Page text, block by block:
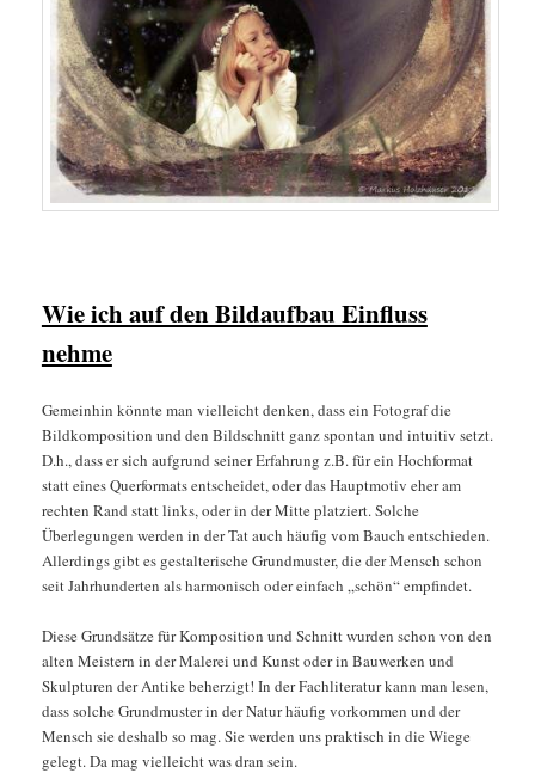
Wie ich auf den Bildaufbau Einfluss
nehme
Gemeinhin könnte man vielleicht denken, dass ein Fotograf die
Bildkomposition und den Bildschnitt ganz spontan und intuitiv setzt.
D.h., dass er sich aufgrund seiner Erfahrung z.B. für ein Hochformat
statt eines Querformats entscheidet, oder das Hauptmotiv eher am
rechten Rand statt links, oder in der Mitte platziert. Solche
Überlegungen werden in der Tat auch häufig vom Bauch entschieden.
Allerdings gibt es gestalterische Grundmuster, die der Mensch schon
seit Jahrhunderten als harmonisch oder einfach „schön“ empfindet.
Diese Grundsätze für Komposition und Schnitt wurden schon von den
alten Meistern in der Malerei und Kunst oder in Bauwerken und
Skulpturen der Antike beherzigt! In der Fachliteratur kann man lesen,
dass solche Grundmuster in der Natur häufig vorkommen und der
Mensch sie deshalb so mag. Sie werden uns praktisch in die Wiege
gelegt. Da mag vielleicht was dran sein.